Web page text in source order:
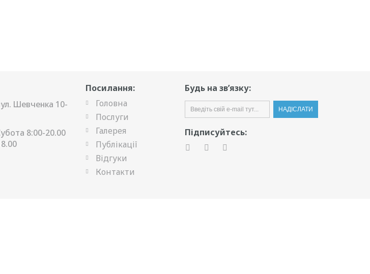
Шевченка 10-
8:00-20.00
Посилання:
Головна
Послуги
Галерея
Публікації
Відгуки
Контакти
Будь на зв’язку:
Підписуйтесь: